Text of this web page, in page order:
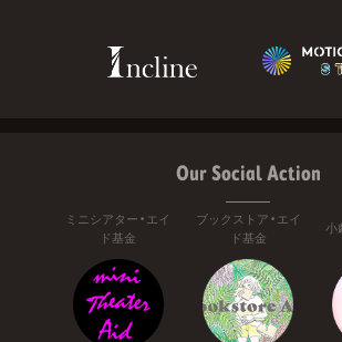
Our Social Action
ミニシアター・エイ
ド基金
ブックストア・エイ
ド基金
小